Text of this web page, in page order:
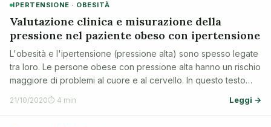
IPERTENSIONE · OBESITÀ
Valutazione clinica e misurazione della
pressione nel paziente obeso con ipertensione
L'obesità e l'ipertensione (pressione alta) sono spesso legate
tra loro. Le persone obese con pressione alta hanno un rischio
maggiore di problemi al cuore e al cervello. In questo testo
spieghiamo come valutare correttamente questi pazienti e
come misurare la…
21/10/2020⏱ 4 min Leggi →